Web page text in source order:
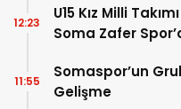
U15 Kız Milli
Soma Zafer
12:23
Somaspor’un
Gelişme
11:55